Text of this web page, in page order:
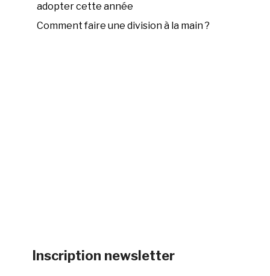
adopter cette année
Comment faire une division à la main ?
Inscription newsletter